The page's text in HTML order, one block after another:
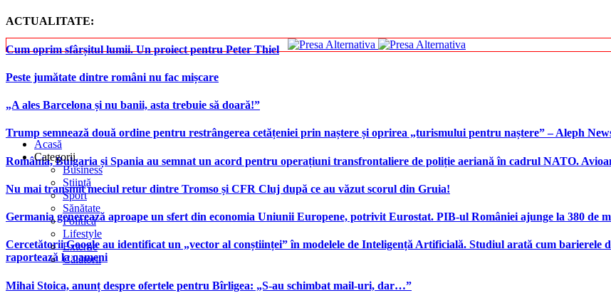
ACTUALITATE:
Cum oprim sfârșitul lumii. Un proiect pentru Peter Thiel
Peste jumătate dintre români nu fac mișcare
„A ales Barcelona și nu banii, asta trebuie să doară!”
Trump semnează două ordine pentru restrângerea cetățeniei prin naștere și oprirea „turismului pentru naștere” – Aleph
România, Bulgaria și Spania au semnat un acord pentru operațiuni transfrontaliere de poliție aeriană în cadrul NATO.
Nu mai transmit meciul retur dintre Tromso și CFR Cluj după ce au văzut scorul din Gruia!
Germania generează aproape un sfert din economia Uniunii Europene, potrivit Eurostat. PIB-ul României ajunge la 380 de
Cercetătorii Google au identificat un „vector al conștiinței” în modelele de Inteligență Artificială. Studiul arată cum barierele
raportează la oameni
Mihai Stoica, anunț despre ofertele pentru Bîrligea: „S-au schimbat mail-uri, dar…”
Acasă
Categorii
Business
Știință
Sport
Sănătate
Politică
Lifestyle
Externe
Călătorii